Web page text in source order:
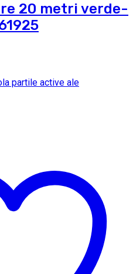
20 metri verde-
partile active ale